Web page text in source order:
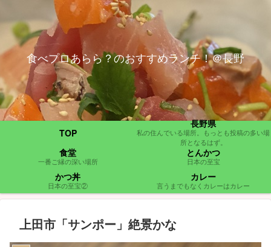
食べプロあらら？のおすすめランチ！＠長野
TOP
長野県
私の住んでいる場所。もっとも投稿の多い場
所となるはず。
食堂
一番ご縁の深い場所
とんかつ
日本の至宝
かつ丼
日本の至宝②
カレー
言うまでもなくカレーはカレー
上田市「サンポー」絶景かな